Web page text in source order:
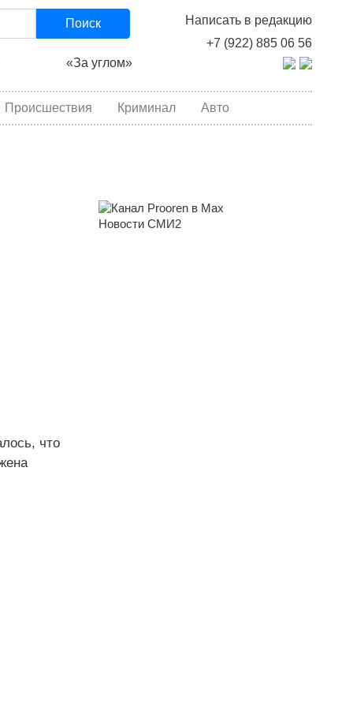
Написать в редакцию
+7 (922) 885 06 56
Поиск
«За углом»
Происшествия Криминал Авто
что
Новости СМИ2